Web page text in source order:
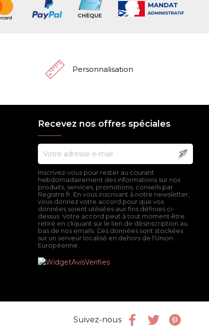
Personnalisation
Recevez nos offres spéciales
Inscrivez-vous pour rester au courant
hebdomadairement des informations sur nos
produits, services, promotions, conseils par
Registre.fr. En vous inscrivant à notre newsletter,
vous donnez votre accord pour que vos
données soient utilisées aux fins définies ci-
dessus. Votre accord peut à tout moment être
retiré en cliquant sur le lien de désinscription au
bas de nos emails. Ces données sont stockées
sur un serveur localisé en dehors de l'Union
Européenne.
Suivez-nous FacebookTwitter